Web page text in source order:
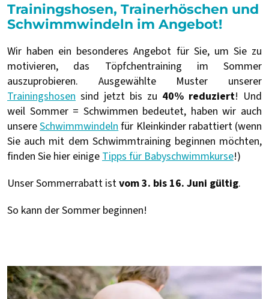
Trainingshosen, Trainerhöschen und
Schwimmwindeln im Angebot!
Wir haben ein besonderes Angebot für Sie, um Sie zu
motivieren, das Töpfchentraining im Sommer
auszuprobieren. Ausgewählte Muster unserer
Trainingshosen sind jetzt bis zu 40% reduziert! Und
weil Sommer = Schwimmen bedeutet, haben wir auch
unsereSchwimmwindeln für Kleinkinder rabattiert (wenn
Sie auch mit dem Schwimmtraining beginnen möchten,
finden Sie hier einige Tipps für Babyschwimmkurse!)
Unser Sommerrabatt istvom 3. bis 16. Juni gültig.
So kann der Sommer beginnen!